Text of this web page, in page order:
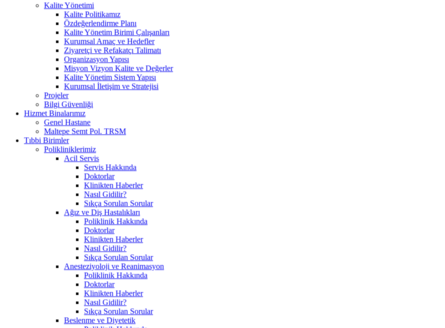
Kalite Yönetimi
Kalite Politikamız
Özdeğerlendirme Planı
Kalite Yönetim Birimi Çalışanları
Kurumsal Amaç ve Hedefler
Ziyaretçi ve Refakatçı Talimatı
Organizasyon Yapısı
Misyon Vizyon Kalite ve Değerler
Kalite Yönetim Sistem Yapısı
Kurumsal İletişim ve Stratejisi
Projeler
Bilgi Güvenliği
Hizmet Binalarımız
Genel Hastane
Maltepe Semt Pol. TRSM
Tıbbi Birimler
Polikliniklerimiz
Acil Servis
Servis Hakkında
Doktorlar
Klinikten Haberler
Nasıl Gidilir?
Sıkça Sorulan Sorular
Ağız ve Diş Hastalıkları
Poliklinik Hakkında
Doktorlar
Klinikten Haberler
Nasıl Gidilir?
Sıkça Sorulan Sorular
Anesteziyoloji ve Reanimasyon
Poliklinik Hakkında
Doktorlar
Klinikten Haberler
Nasıl Gidilir?
Sıkça Sorulan Sorular
Beslenme ve Diyetetik